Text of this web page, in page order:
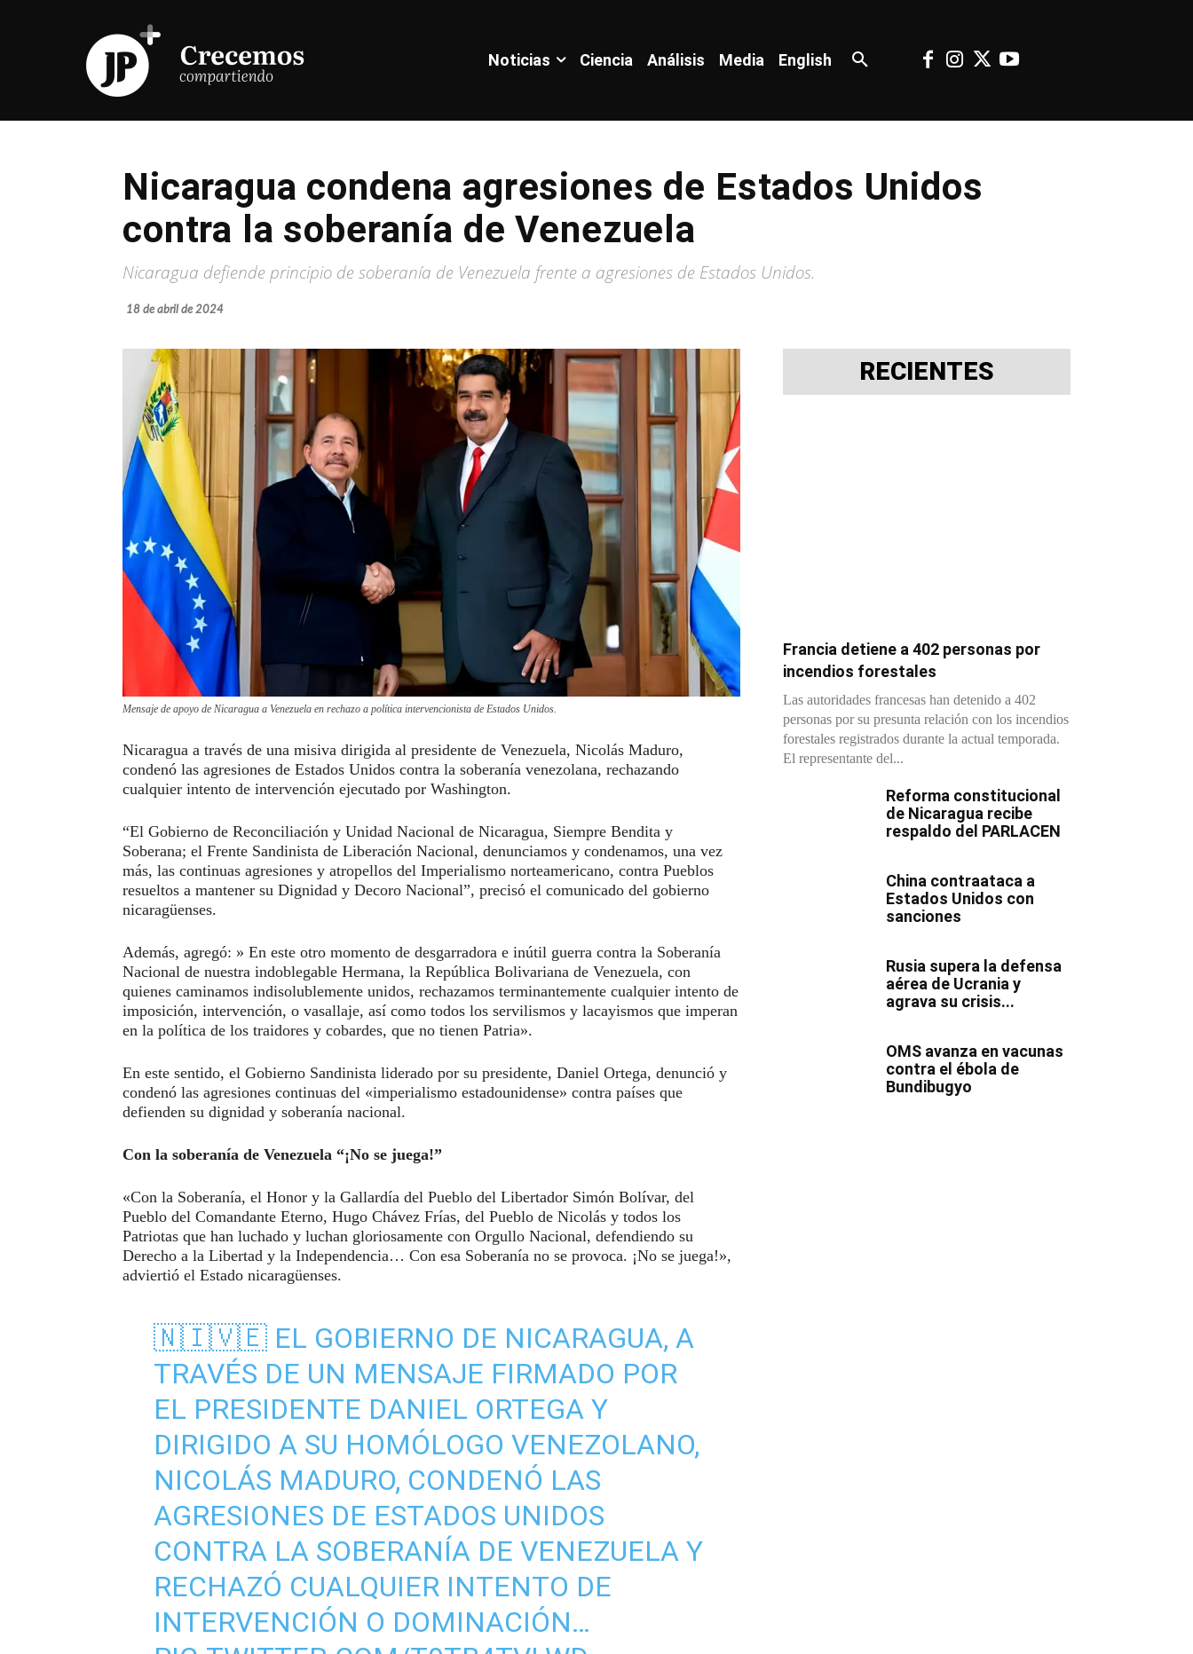
Noticias Ciencia Análisis Media English
Nicaragua condena agresiones de Estados Unidos
contra la soberanía de Venezuela
Nicaragua defiende principio de soberanía de Venezuela frente a agresiones de Estados Unidos.
18 de abril de 2024
Mensaje de apoyo de Nicaragua a Venezuela en rechazo a política intervencionista de Estados Unidos.
Nicaragua a través de una misiva dirigida al presidente de Venezuela, Nicolás Maduro,
condenó las agresiones de Estados Unidos contra la soberanía venezolana, rechazando
cualquier intento de intervención ejecutado por Washington.
“El Gobierno de Reconciliación y Unidad Nacional de Nicaragua, Siempre Bendita y
Soberana; el Frente Sandinista de Liberación Nacional, denunciamos y condenamos, una vez
más, las continuas agresiones y atropellos del Imperialismo norteamericano, contra Pueblos
resueltos a mantener su Dignidad y Decoro Nacional”, precisó el comunicado del gobierno
nicaragüenses.
Además, agregó: » En este otro momento de desgarradora e inútil guerra contra la Soberanía
Nacional de nuestra indoblegable Hermana, la República Bolivariana de Venezuela, con
quienes caminamos indisolublemente unidos, rechazamos terminantemente cualquier intento de
imposición, intervención, o vasallaje, así como todos los servilismos y lacayismos que imperan
en la política de los traidores y cobardes, que no tienen Patria».
En este sentido, el Gobierno Sandinista liderado por su presidente, Daniel Ortega, denunció y
condenó las agresiones continuas del «imperialismo estadounidense» contra países que
defienden su dignidad y soberanía nacional.
Con la soberanía de Venezuela “¡No se juega!”
«Con la Soberanía, el Honor y la Gallardía del Pueblo del Libertador Simón Bolívar, del
Pueblo del Comandante Eterno, Hugo Chávez Frías, del Pueblo de Nicolás y todos los
Patriotas que han luchado y luchan gloriosamente con Orgullo Nacional, defendiendo su
Derecho a la Libertad y la Independencia… Con esa Soberanía no se provoca. ¡No se juega!»,
adviertió el Estado nicaragüenses.
🇳🇮🇻🇪 EL GOBIERNO DE NICARAGUA, A
TRAVÉS DE UN MENSAJE FIRMADO POR
EL PRESIDENTE DANIEL ORTEGA Y
DIRIGIDO A SU HOMÓLOGO VENEZOLANO,
NICOLÁS MADURO, CONDENÓ LAS
AGRESIONES DE ESTADOS UNIDOS
CONTRA LA SOBERANÍA DE VENEZUELA Y
RECHAZÓ CUALQUIER INTENTO DE
INTERVENCIÓN O DOMINACIÓN…
RECIENTES
Francia detiene a 402 personas por
incendios forestales
Las autoridades francesas han detenido a 402
personas por su presunta relación con los incendios
forestales registrados durante la actual temporada.
El representante del...
Reforma constitucional
de Nicaragua recibe
respaldo del PARLACEN
China contraataca a
Estados Unidos con
sanciones
Rusia supera la defensa
aérea de Ucrania y
agrava su crisis...
OMS avanza en vacunas
contra el ébola de
Bundibugyo